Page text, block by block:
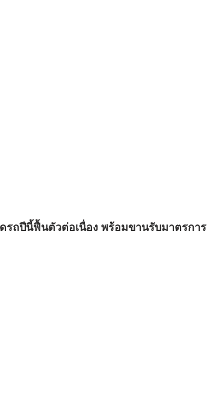
ถปีนี้ฟื้นตัวต่อเนื่อง พร้อมขานรับมาตรการ